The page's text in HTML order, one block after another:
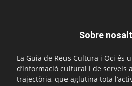
Sobre
La Guia de Reus Cultura i Oci és
d’informació cultural i de serveis
trajectòria, que aglutina tota